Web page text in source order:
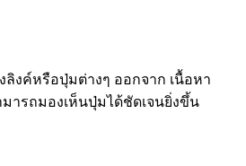
งค์หรือปุ่มต่างๆ ออกจาก เนื้อหา
มารถมองเห็นปุ่มได้ชัดเจนยิ่งขึ้น